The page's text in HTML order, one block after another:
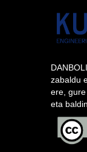
zabaldu
ere,
eta